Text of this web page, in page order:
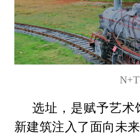
选址，是赋予艺术
新建筑注入了面向未